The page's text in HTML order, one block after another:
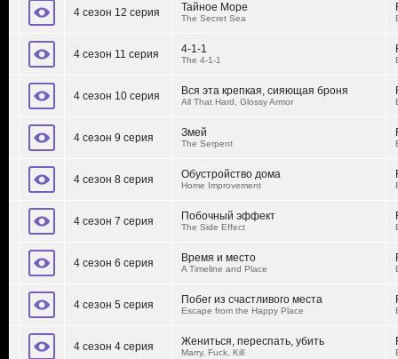
4 сезон 12 серия Тайное Море
The Secret Sea
4 сезон 11 серия 4-1-1
The 4-1-1
4 сезон 10 серия Вся эта крепкая, сияющая броня
All That Hard, Glossy Armor
4 сезон 9 серия Змей
The Serpent
4 сезон 8 серия Обустройство дома
Home Improvement
4 сезон 7 серия Побочный эффект
The Side Effect
4 сезон 6 серия Время и место
A Timeline and Place
4 сезон 5 серия Побег из счастливого места
Escape from the Happy Place
4 сезон 4 серия Жениться, переспать, убить
Marry, Fuck, Kill